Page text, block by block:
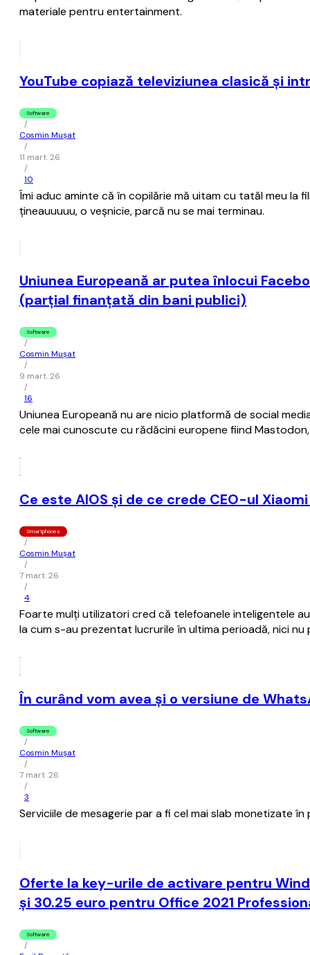
materiale pentru entertainment.
YouTube copiază televiziunea clasică şi
Software
/
Cosmin Mușat
/
11 mart. 26
/
10
Îmi aduc aminte că în copilărie mă uitam cu tatăl meu la
ţineauuuuu, o veşnicie, parcă nu se mai terminau.
Uniunea Europeană ar putea înlocui
(parţial finanţată din bani publici)
Software
/
Cosmin Mușat
/
9 mart. 26
/
16
Uniunea Europeană nu are nicio platformă de social
cele mai cunoscute cu rădăcini europene fiind
Ce este AIOS şi de ce crede CEO-ul
Smartphones
/
Cosmin Mușat
/
7 mart. 26
/
4
Foarte mulţi utilizatori cred că telefoanele inteligentele
la cum s-au prezentat lucrurile în ultima perioadă, nici nu
În curând vom avea şi o versiune de
Software
/
Cosmin Mușat
/
7 mart. 26
/
3
Serviciile de mesagerie par a fi cel mai slab monetizate
Oferte la key-urile de activare pentru
și 30.25 euro pentru Office 2021
Software
/